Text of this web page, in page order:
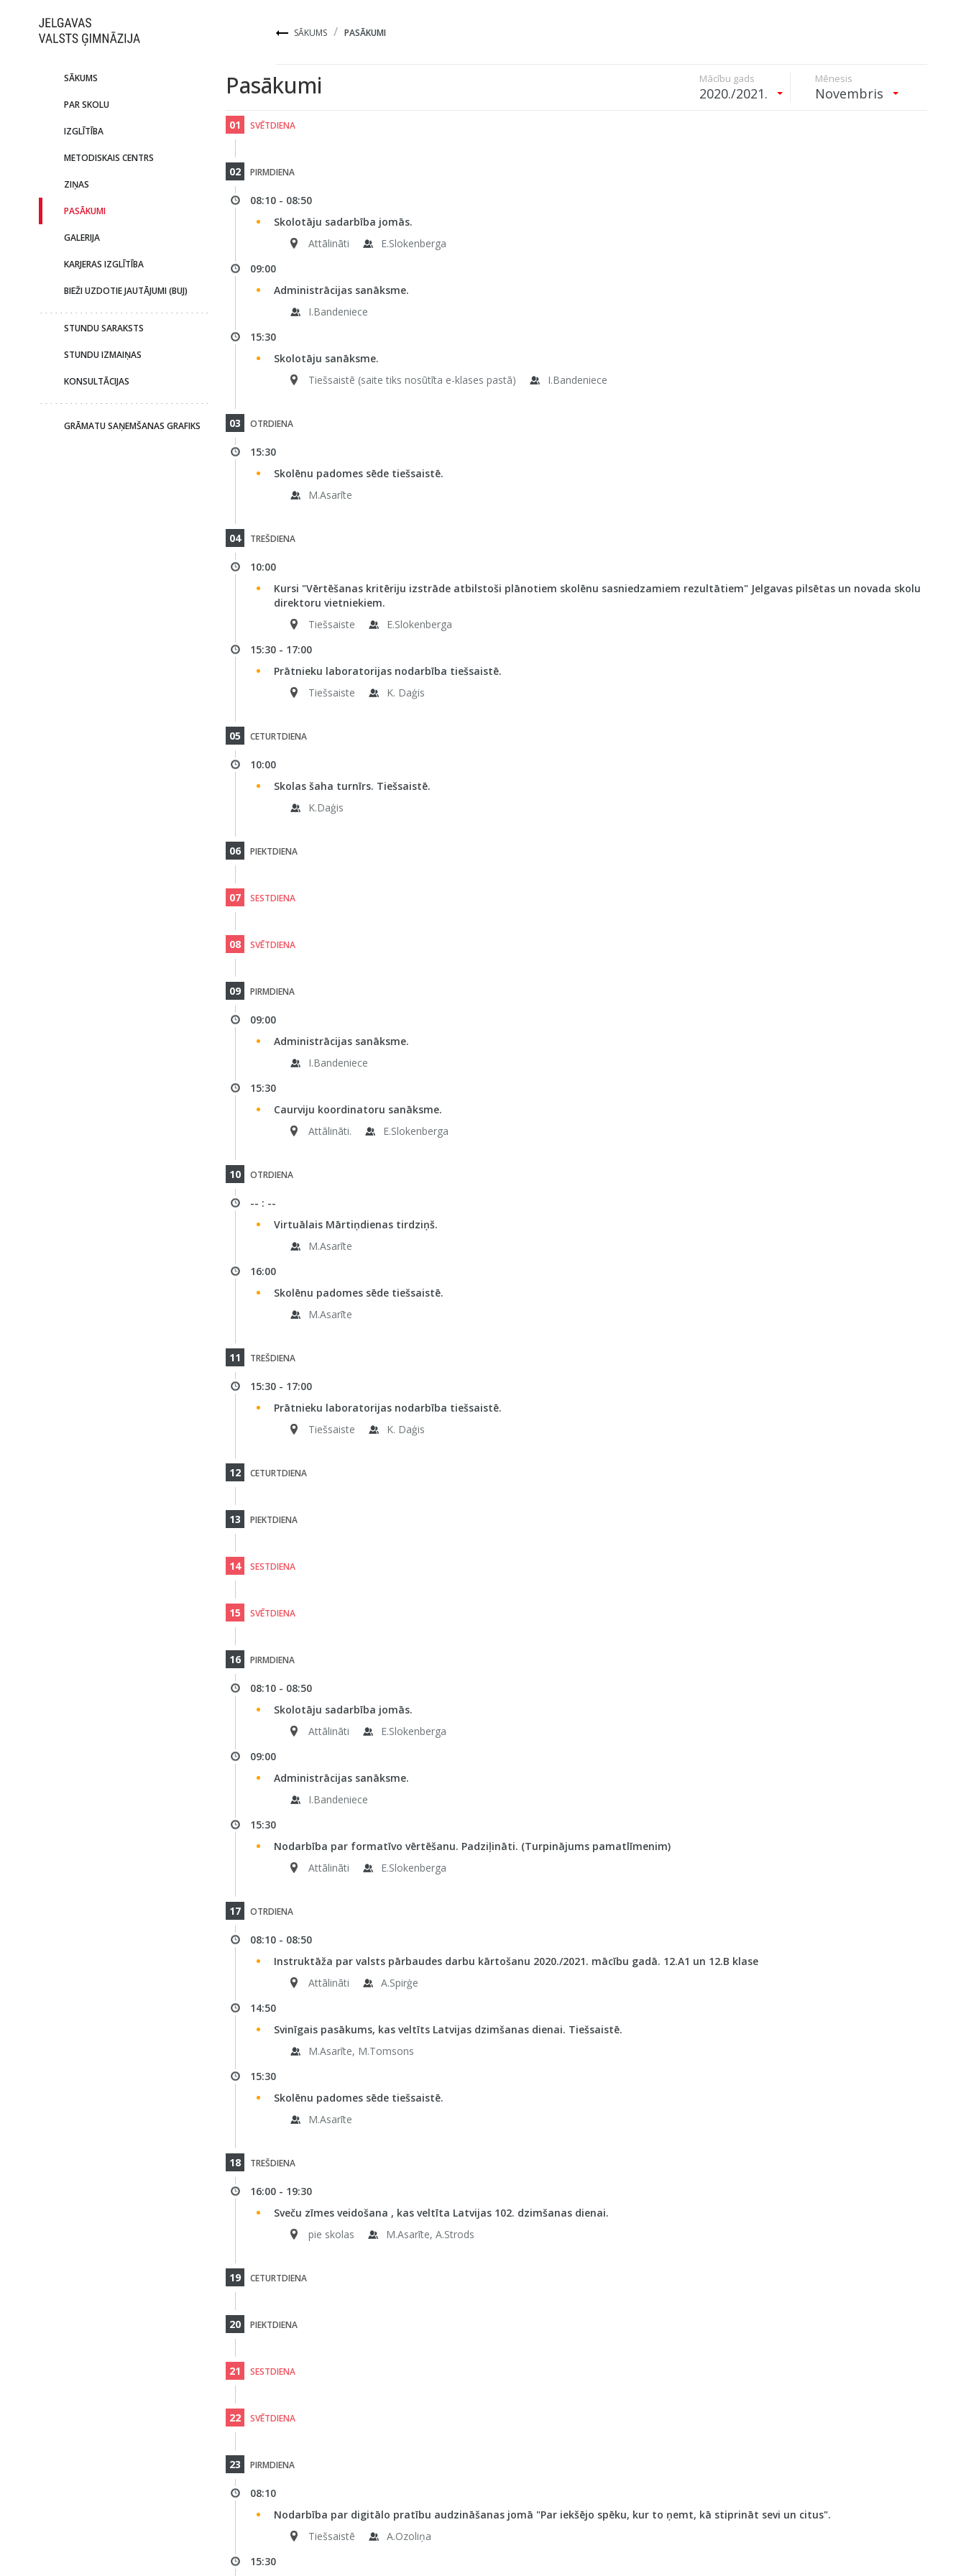
SĀKUMS PASĀKUMI
SĀKUMS
PAR SKOLU
IZGLĪTĪBA
METODISKAIS CENTRS
ZIŅAS
PASĀKUMI
GALERIJA
KARJERAS IZGLĪTĪBA
BIEŽI UZDOTIE JAUTĀJUMI (BUJ)
STUNDU SARAKSTS
STUNDU IZMAIŅAS
KONSULTĀCIJAS
GRĀMATU SAŅEMŠANAS GRAFIKS
Pasākumi Mācību gads
2020./2021.
Mēnesis
Novembris
01 SVĒTDIENA
02 PIRMDIENA
08:10 - 08:50
Skolotāju sadarbība jomās.
Attālināti
E.Slokenberga
09:00
Administrācijas sanāksme.
I.Bandeniece
15:30
Skolotāju sanāksme.
Tiešsaistē (saite tiks nosūtīta e-klases pastā)
I.Bandeniece
03 OTRDIENA
15:30
Skolēnu padomes sēde tiešsaistē.
M.Asarīte
04 TREŠDIENA
10:00
Kursi "Vērtēšanas kritēriju izstrāde atbilstoši plānotiem skolēnu sasniedzamiem rezultātiem" Jelgavas pilsētas un novada skolu
direktoru vietniekiem.
Tiešsaiste
E.Slokenberga
15:30 - 17:00
Prātnieku laboratorijas nodarbība tiešsaistē.
Tiešsaiste
K. Daģis
05 CETURTDIENA
10:00
Skolas šaha turnīrs. Tiešsaistē.
K.Daģis
06 PIEKTDIENA
07 SESTDIENA
08 SVĒTDIENA
09 PIRMDIENA
09:00
Administrācijas sanāksme.
I.Bandeniece
15:30
Caurviju koordinatoru sanāksme.
Attālināti.
E.Slokenberga
10 OTRDIENA
-- : --
Virtuālais Mārtiņdienas tirdziņš.
M.Asarīte
16:00
Skolēnu padomes sēde tiešsaistē.
M.Asarīte
11 TREŠDIENA
15:30 - 17:00
Prātnieku laboratorijas nodarbība tiešsaistē.
Tiešsaiste
K. Daģis
12 CETURTDIENA
13 PIEKTDIENA
14 SESTDIENA
15 SVĒTDIENA
16 PIRMDIENA
08:10 - 08:50
Skolotāju sadarbība jomās.
Attālināti
E.Slokenberga
09:00
Administrācijas sanāksme.
I.Bandeniece
15:30
Nodarbība par formatīvo vērtēšanu. Padziļināti. (Turpinājums pamatlīmenim)
Attālināti
E.Slokenberga
17 OTRDIENA
08:10 - 08:50
Instruktāža par valsts pārbaudes darbu kārtošanu 2020./2021. mācību gadā. 12.A1 un 12.B klase
Attālināti
A.Spirģe
14:50
Svinīgais pasākums, kas veltīts Latvijas dzimšanas dienai. Tiešsaistē.
M.Asarīte, M.Tomsons
15:30
Skolēnu padomes sēde tiešsaistē.
M.Asarīte
18 TREŠDIENA
16:00 - 19:30
Sveču zīmes veidošana , kas veltīta Latvijas 102. dzimšanas dienai.
pie skolas
M.Asarīte, A.Strods
19 CETURTDIENA
20 PIEKTDIENA
21 SESTDIENA
22 SVĒTDIENA
23 PIRMDIENA
08:10
Nodarbība par digitālo pratību audzināšanas jomā "Par iekšējo spēku, kur to ņemt, kā stiprināt sevi un citus".
Tiešsaistē
A.Ozoliņa
15:30